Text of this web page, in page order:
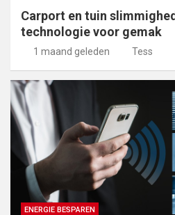
Carport en tuin
technologie voor gemak
1 maand geleden Tess
ENERGIE BESPAREN